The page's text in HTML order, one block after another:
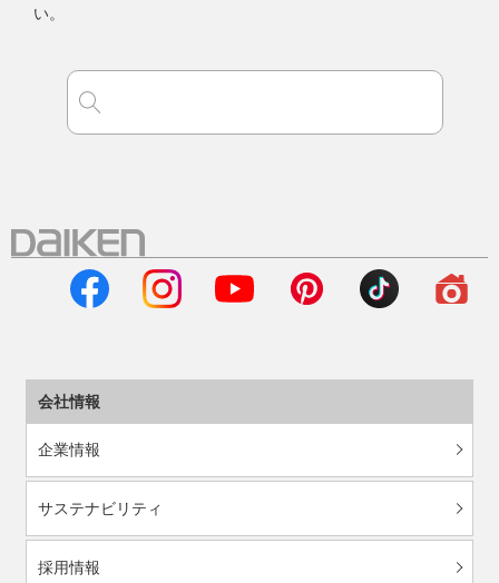
い。
会社情報
企業情報
サステナビリティ
採用情報